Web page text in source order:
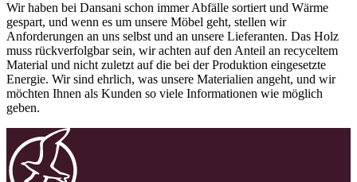
Wir haben bei Dansani schon immer Abfälle sortiert und Wärme
gespart, und wenn es um unsere Möbel geht, stellen wir
Anforderungen an uns selbst und an unsere Lieferanten. Das Holz
muss rückverfolgbar sein, wir achten auf den Anteil an recyceltem
Material und nicht zuletzt auf die bei der Produktion eingesetzte
Energie. Wir sind ehrlich, was unsere Materialien angeht, und wir
möchten Ihnen als Kunden so viele Informationen wie möglich
geben.